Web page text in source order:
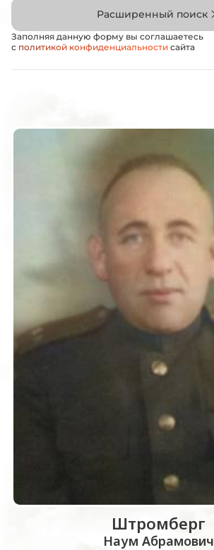
Расширенный поиск
Заполняя данную форму вы соглашаетесь
с политикой конфиденциальности сайта
Штромберг
Наум Абрамович